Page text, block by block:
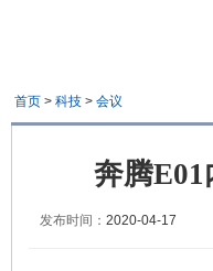
首页> 科技> 会议
奔腾
发布时间： 2020-04-17